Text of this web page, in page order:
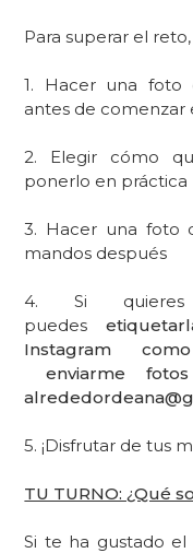
Para superar el
1. Hacer una foto
antes de comenzar
2. Elegir cómo
ponerlo en práctica
3. Hacer una foto
mandos después
4. Si quieres
puedes
Instagram
enviarme
5. ¡Disfrutar de tus
TU TURNO: ¿Qué
Si te ha gustado